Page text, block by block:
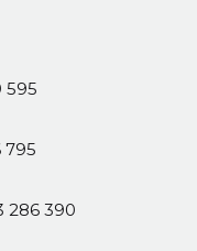
595
795
286 390